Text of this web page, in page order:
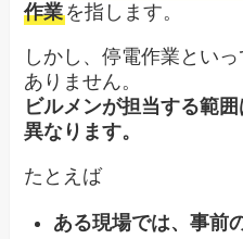
作業を指します。
しかし、停電作業とい
ありません。
ビルメンが担当する範
異なります。
たとえば
ある現場では、事前